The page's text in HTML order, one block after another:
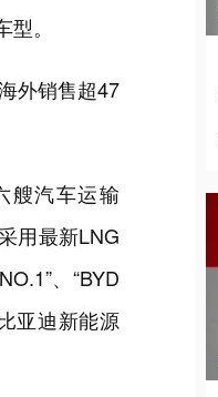
。
外销售超47
艘汽车运输
用最新LNG
、“BYD
亚迪新能源